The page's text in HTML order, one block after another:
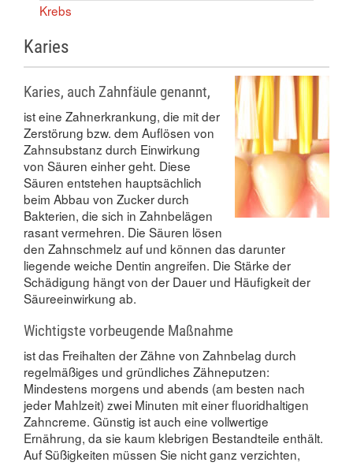
Krebs
Karies
Karies, auch Zahnfäule genannt,
ist eine Zahnerkrankung, die mit der
Zerstörung bzw. dem Auflösen von
Zahnsubstanz durch Einwirkung
von Säuren einher geht. Diese
Säuren entstehen hauptsächlich
beim Abbau von Zucker durch
Bakterien, die sich in Zahnbelägen
rasant vermehren. Die Säuren lösen
den Zahnschmelz auf und können das darunter
liegende weiche Dentin angreifen. Die Stärke der
Schädigung hängt von der Dauer und Häufigkeit der
Säureeinwirkung ab.
Wichtigste vorbeugende Maßnahme
ist das Freihalten der Zähne von Zahnbelag durch
regelmäßiges und gründliches Zähneputzen:
Mindestens morgens und abends (am besten nach
jeder Mahlzeit) zwei Minuten mit einer fluoridhaltigen
Zahncreme. Günstig ist auch eine vollwertige
Ernährung, da sie kaum klebrigen Bestandteile enthält.
Auf Süßigkeiten müssen Sie nicht ganz verzichten,